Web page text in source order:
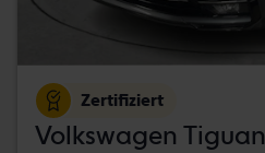
Zertifiziert
Volkswagen Tiguan